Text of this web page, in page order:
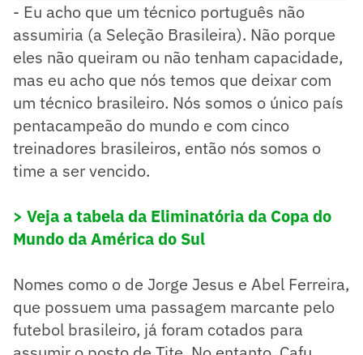
- Eu acho que um técnico português não
assumiria (a Seleção Brasileira). Não porque
eles não queiram ou não tenham capacidade,
mas eu acho que nós temos que deixar com
um técnico brasileiro. Nós somos o único país
pentacampeão do mundo e com cinco
treinadores brasileiros, então nós somos o
time a ser vencido.
> Veja a tabela da Eliminatória da Copa do
Mundo da América do Sul
Nomes como o de Jorge Jesus e Abel Ferreira,
que possuem uma passagem marcante pelo
futebol brasileiro, já foram cotados para